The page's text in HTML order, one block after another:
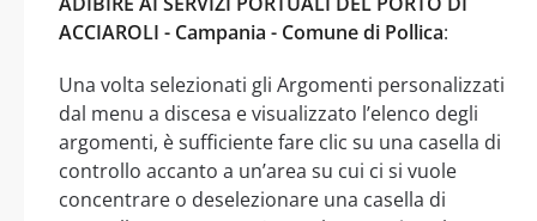
ACCIAROLI - Campania - Comune di Pollica:
Una volta selezionati gli Argomenti personalizzati
dal menu a discesa e visualizzato l’elenco degli
argomenti, è sufficiente fare clic su una casella di
controllo accanto a un’area su cui ci si vuole
concentrare o deselezionare una casella di